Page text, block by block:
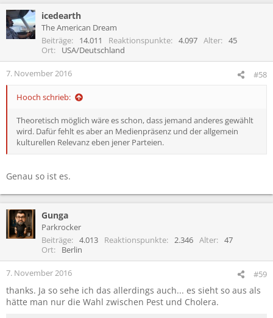
k
t
i
n
icedearth
The American Dream
Beiträge
14.011 Reaktionspunkte 4.097 Alter
45
Ort
USA/Deutschland
7. November 2016 #58
Hooch schrieb:
Theoretisch möglich wäre es schon, dass jemand anderes gewählt
wird. Dafür fehlt es aber an Medienpräsenz und der allgemein
kulturellen Relevanz eben jener Parteien.
Genau so ist es.
Gunga
Parkrocker
Beiträge
4.013 Reaktionspunkte 2.346 Alter
47
Ort
Berlin
7. November 2016 #59
thanks. Ja so sehe ich das allerdings auch... es sieht so aus als
hätte man nur die Wahl zwischen Pest und Cholera.